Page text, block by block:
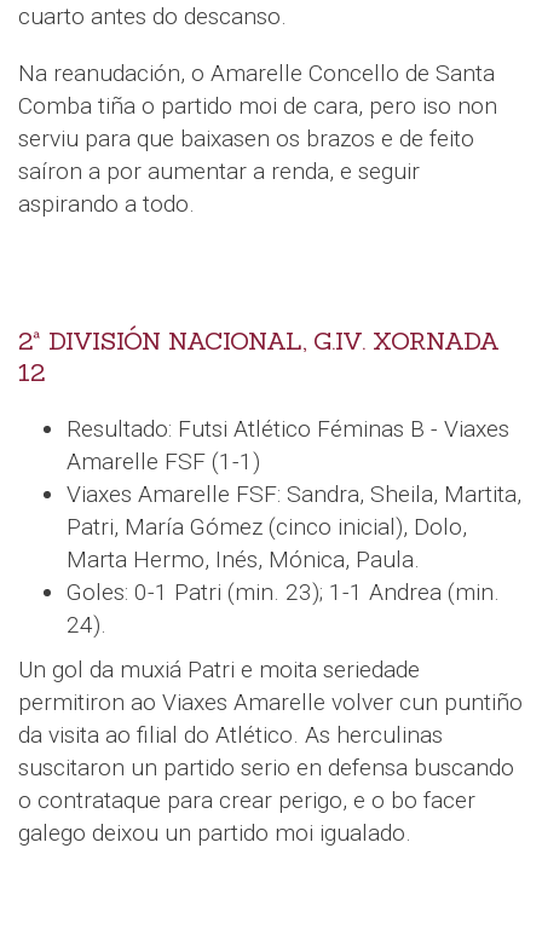
cuarto antes do descanso.
Na reanudación, o Amarelle Concello de Santa
Comba tiña o partido moi de cara, pero iso non
serviu para que baixasen os brazos e de feito
saíron a por aumentar a renda, e seguir
aspirando a todo.
2ª DIVISIÓN NACIONAL, G.IV. XORNADA
12
Resultado: Futsi Atlético Féminas B - Viaxes
Amarelle FSF (1-1)
Viaxes Amarelle FSF: Sandra, Sheila, Martita,
Patri, María Gómez (cinco inicial), Dolo,
Marta Hermo, Inés, Mónica, Paula.
Goles: 0-1 Patri (min. 23); 1-1 Andrea (min.
24).
Un gol da muxiá Patri e moita seriedade
permitiron ao Viaxes Amarelle volver cun puntiño
da visita ao filial do Atlético. As herculinas
suscitaron un partido serio en defensa buscando
o contrataque para crear perigo, e o bo facer
galego deixou un partido moi igualado.